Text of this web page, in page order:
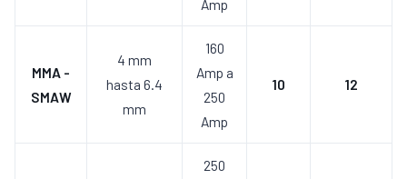
Amp
MMA -
SMAW
4 mm
hasta 6.4
mm
160
Amp a
250
Amp
10 12
250